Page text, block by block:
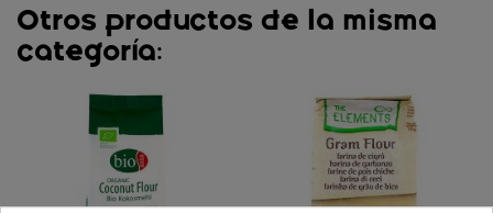
Otros productos de la misma
categoría: